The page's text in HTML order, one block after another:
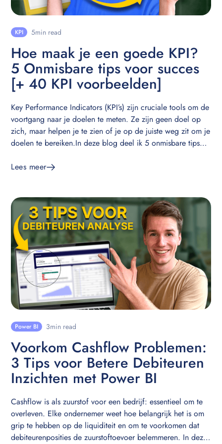
KPI 5min read
Hoe maak je een goede KPI?
5 Onmisbare tips voor succes
[+ 40 KPI voorbeelden]
Key Performance Indicators (KPI’s) zijn cruciale tools om de
voortgang naar je doelen te meten. Ze zijn geen doel op
zich, maar helpen je te zien of je op de juiste weg zit om je
doelen te bereiken.In deze blog deel ik 5 onmisbare tips
Lees meer
Power BI 3min read
Voorkom Cashflow Problemen:
3 Tips voor Betere Debiteuren
Inzichten met Power BI
Cashflow is als zuurstof voor een bedrijf: essentieel om te
overleven. Elke ondernemer weet hoe belangrijk het is om
grip te hebben op de liquiditeit en om te voorkomen dat
debiteurenposities de zuurstoftoevoer belemmeren. In deze